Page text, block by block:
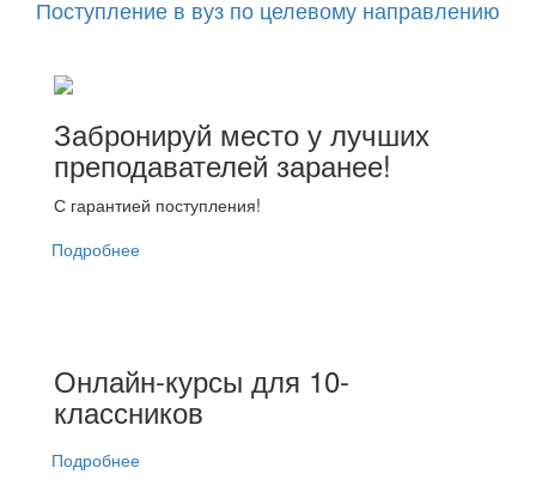
Поступление в вуз по целевому направлению
Забронируй место у лучших
преподавателей заранее!
С гарантией поступления!
Подробнее
Онлайн-курсы для 10-
классников
Подробнее